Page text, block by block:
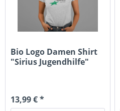
Bio Logo Damen Shirt
"Sirius Jugendhilfe"
13,99 € *